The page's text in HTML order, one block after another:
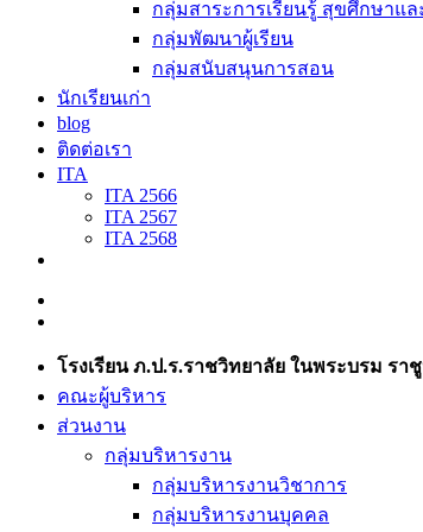
กลุ่มสาระการเรียนรู้ สุขศึกษาแ
กลุ่มพัฒนาผู้เรียน
กลุ่มสนับสนุนการสอน
นักเรียนเก่า
blog
ติดต่อเรา
ITA
ITA 2566
ITA 2567
ITA 2568
โรงเรียน ภ.ป.ร.ราชวิทยาลัย ในพระบรม ราชู
คณะผู้บริหาร
ส่วนงาน
กลุ่มบริหารงาน
กลุ่มบริหารงานวิชาการ
กลุ่มบริหารงานบุคคล